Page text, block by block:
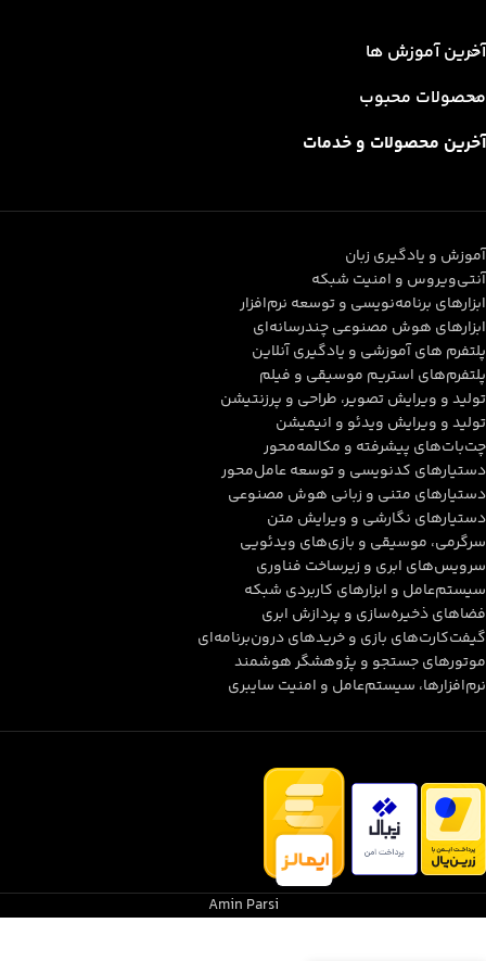
آخرین آموزش ها
محصولات محبوب
آخرین محصولات و خدمات
آموزش و یادگیری زبان
آنتی‌ویروس و امنیت شبکه
ابزارهای برنامه‌نویسی و توسعه نرم‌افزار
ابزارهای هوش مصنوعی چندرسانه‌ای
پلتفرم های آموزشی و یادگیری آنلاین
پلتفرم‌های استریم موسیقی و فیلم
تولید و ویرایش تصویر، طراحی و پرزنتیشن
تولید و ویرایش ویدئو و انیمیشن
چت‌بات‌های پیشرفته و مکالمه‌محور
دستیارهای کدنویسی و توسعه عامل‌محور
دستیارهای متنی و زبانی هوش مصنوعی
دستیارهای نگارشی و ویرایش متن
سرگرمی، موسیقی و بازی‌های ویدئویی
سرویس‌های ابری و زیرساخت فناوری
سیستم‌عامل و ابزارهای کاربردی شبکه
فضاهای ذخیره‌سازی و پردازش ابری
گیفت‌کارت‌های بازی و خریدهای درون‌برنامه‌ای
موتورهای جستجو و پژوهشگر هوشمند
نرم‌افزارها، سیستم‌عامل و امنیت سایبری
Amin Parsi